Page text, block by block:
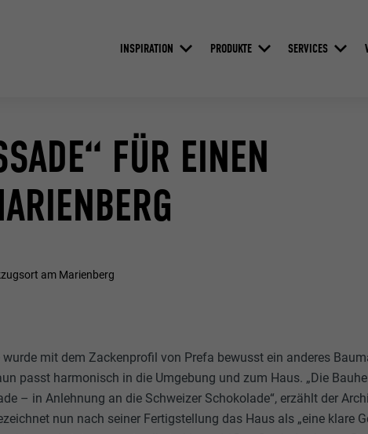
INSPIRATION PRODUKTE SERVICES
FÜR EINEN
am Marienberg
wurde mit dem Zackenprofil von Prefa bewusst ein anderes
passt harmonisch in die Umgebung und zum Haus. „Die
– in Anlehnung an die Schweizer Schokolade“, erzählt der
nun nach seiner Fertigstellung das Haus als „eine klare